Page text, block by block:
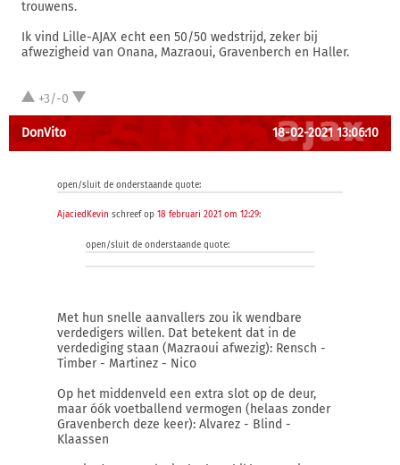
trouwens.
Ik vind Lille-AJAX echt een 50/50 wedstrijd, zeker bij
afwezigheid van Onana, Mazraoui, Gravenberch en Haller.
+3/-0
DonVito 18-02-2021 13:06:10
open/sluit de onderstaande quote:
AjaciedKevin schreef op 18 februari 2021 om 12:29:
open/sluit de onderstaande quote:
Met hun snelle aanvallers zou ik wendbare
verdedigers willen. Dat betekent dat in de
verdediging staan (Mazraoui afwezig): Rensch -
Timber - Martinez - Nico
Op het middenveld een extra slot op de deur,
maar óók voetballend vermogen (helaas zonder
Gravenberch deze keer): Alvarez - Blind -
Klaassen